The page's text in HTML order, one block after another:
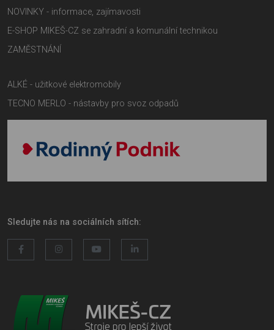
NOVINKY - informace, zajímavosti
E-SHOP MIKEŠ-CZ se zahradní a komunální technikou
ZAMĚSTNÁNÍ
ALKÉ - užitkové elektromobily
TECNO MERLO - nástavby pro svoz odpadů
Sledujte nás na sociálních sítích: